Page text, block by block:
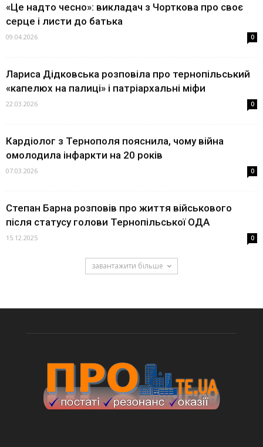
«Це надто чесно»: викладач з Чорткова про своє
серце і листи до батька
09.04.2026 0
Лариса Дідковська розповіла про тернопільський
«капелюх на палиці» і патріархальні міфи
22.03.2026 0
Кардіолог з Тернополя пояснила, чому війна
омолодила інфаркти на 20 років
07.03.2026 0
Степан Барна розповів про життя військового
після статусу голови Тернопільської ОДА
15.12.2025 0
завантажити більше